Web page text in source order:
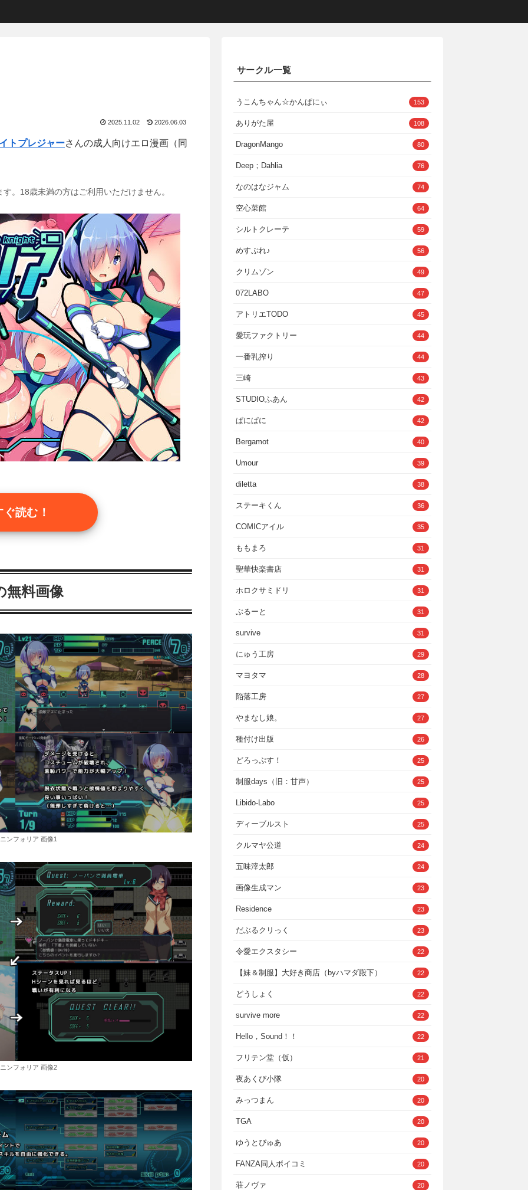
2025.11.02 2026.06.03
トプレジャーさんの成人向けエロ漫画（同
。18歳未満の方はご利用いただけません。
ぐ読む！
無料画像
ンフォリア 画像1
ンフォリア 画像2
サークル一覧
うこんちゃん☆かんぱにぃ 153
ありがた屋 108
DragonMango 80
Deep；Dahlia 76
なのはなジャム 74
空心菜館 64
シルトクレーテ 59
めすぷれ♪ 56
クリムゾン 49
072LABO 47
アトリエTODO 45
愛玩ファクトリー 44
一番乳搾り 44
三崎 43
STUDIOふあん 42
ぱにぱに 42
Bergamot 40
Umour 39
diletta 38
ステーキくん 36
COMICアイル 35
ももまろ 31
聖華快楽書店 31
ホロクサミドリ 31
ぶるーと 31
survive 31
にゅう工房 29
マヨタマ 28
陥落工房 27
やまなし娘。 27
種付け出版 26
どろっぷす！ 25
制服days（旧：甘声） 25
Libido-Labo 25
ディーブルスト 25
クルマヤ公道 24
五味滓太郎 24
画像生成マン 23
Residence 23
だぶるクリっく 23
令愛エクスタシー 22
【妹＆制服】大好き商店（byハマダ殿下） 22
どうしょく 22
survive more 22
Hello，Sound！！ 22
フリテン堂（仮） 21
夜あくび小隊 20
みっつまん 20
TGA 20
ゆうとぴゅあ 20
FANZA同人ボイコミ 20
荘ノヴァ 20